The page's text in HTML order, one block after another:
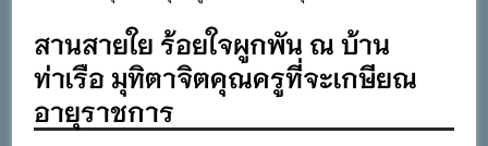
แผนปฏิบัติการประจำปีของโรงเรียนในสังกัด
สำนักงานเขตพื้นที่การศึกษาประถมศึกษาภูเก็ต
พิธีถวายเครื่องราชสักการะ วางพานพุ่ม และจุด
เทียนถวายพระพรชัยมงคล เนื่องในโอกาสวันเฉลิม
พระชนมพรรษา พระบาทสมเด็จพระเจ้าอยู่หัว ๒๘
สานสายใย ร้อยใจผูกพัน ณ บ้าน
ท่าเรือ มุทิตาจิตคุณครูที่จะเกษียณ
อายุราชการ